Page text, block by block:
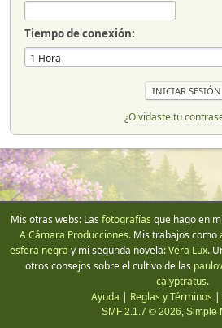
Tiempo de conexión:
¿Olvidaste tu
Mis otras webs: Las fotografías que hago en
A Cámara Producciones. Mis trabajos como
esfera negra y mi segunda novela:Vera Lux.
otros consejos sobre el cultivo de las
calyptratus.
Ayuda | Reglas y Términos |
SMF 2.1.7 © 2026, Simple